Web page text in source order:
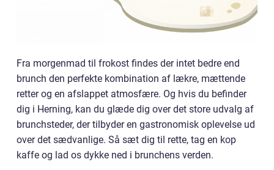
Fra morgenmad til frokost findes der intet bedre end
brunch den perfekte kombination af lækre, mættende
retter og en afslappet atmosfære. Og hvis du befinder
dig i Herning, kan du glæde dig over det store udvalg af
brunchsteder, der tilbyder en gastronomisk oplevelse ud
over det sædvanlige. Så sæt dig til rette, tag en kop
kaffe og lad os dykke ned i brunchens verden.